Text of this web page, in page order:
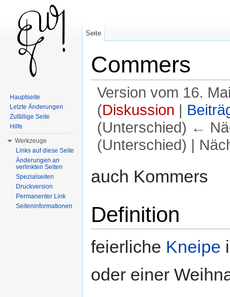
Commers
Version vom 16.
(Diskussion |
(Unterschied) ←
(Unterschied) |
auch Kommers
Definition
feierliche Kneipe
oder einer
Seite
Hauptseite
Letzte Änderungen
Zufällige Seite
Hilfe
Werkzeuge
Links auf diese Seite
Änderungen an
verlinkten Seiten
Spezialseiten
Druckversion
Permanenter Link
Seiteninformationen